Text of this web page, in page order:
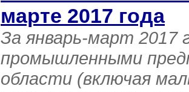
марте 2017 года
За январь-март 2017
промышленными
области (включая